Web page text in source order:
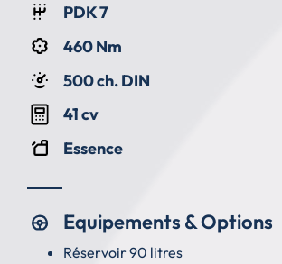
PDK 7
460 Nm
500 ch. DIN
41 cv
Essence
Equipements & Options
Réservoir 90 litres